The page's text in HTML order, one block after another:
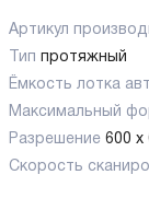
Артикул
Тип протяжный
Ёмкость лотка
Максимальный
Разрешение 600 x
Скорость